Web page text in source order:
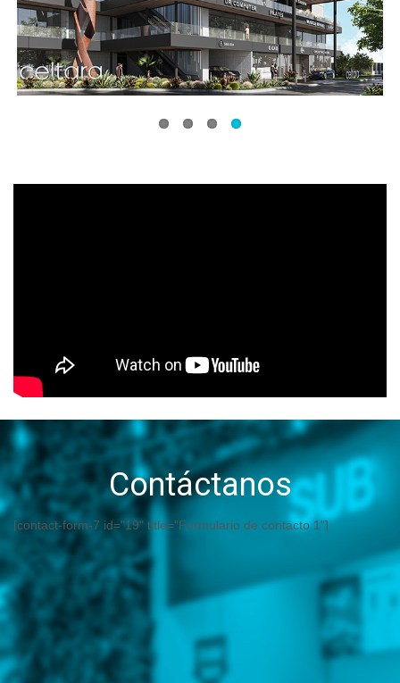
Contáctanos
[contact-form-7 id="19" title="Formulario de contacto 1"]